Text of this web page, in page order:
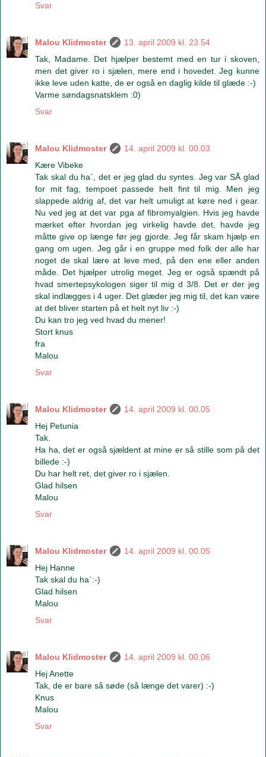
Svar
Malou Klidmoster
13. april 2009 kl. 23.54
Tak, Madame. Det hjælper bestemt med en tur i skoven,
men det giver ro i sjælen, mere end i hovedet. Jeg kunne
ikke leve uden katte, de er også en daglig kilde til glæde :-)
Varme søndagsnatsklem :0)
Svar
Malou Klidmoster
14. april 2009 kl. 00.03
Kære Vibeke
Tak skal du ha´, det er jeg glad du syntes. Jeg var SÅ glad
for mit fag, tempoet passede helt fint til mig. Men jeg
slappede aldrig af, det var helt umuligt at køre ned i gear.
Nu ved jeg at det var pga af fibromyalgien. Hvis jeg havde
mærket efter hvordan jeg virkelig havde det, havde jeg
måtte give op længe før jeg gjorde. Jeg får skam hjælp en
gang om ugen. Jeg går i en gruppe med folk der alle har
noget de skal lære at leve med, på den ene eller anden
måde. Det hjælper utrolig meget. Jeg er også spændt på
hvad smertepsykologen siger til mig d 3/8. Det er der jeg
skal indlægges i 4 uger. Det glæder jeg mig til, det kan være
at det bliver starten på et helt nyt liv :-)
Du kan tro jeg ved hvad du mener!
Stort knus
fra
Malou
Svar
Malou Klidmoster
14. april 2009 kl. 00.05
Hej Petunia
Tak.
Ha ha, det er også sjældent at mine er så stille som på det
billede :-)
Du har helt ret, det giver ro i sjælen.
Glad hilsen
Malou
Svar
Malou Klidmoster
14. april 2009 kl. 00.05
Hej Hanne
Tak skal du ha´:-)
Glad hilsen
Malou
Svar
Malou Klidmoster
14. april 2009 kl. 00.06
Hej Anette
Tak, de er bare så søde (så længe det varer) :-)
Knus
Malou
Svar